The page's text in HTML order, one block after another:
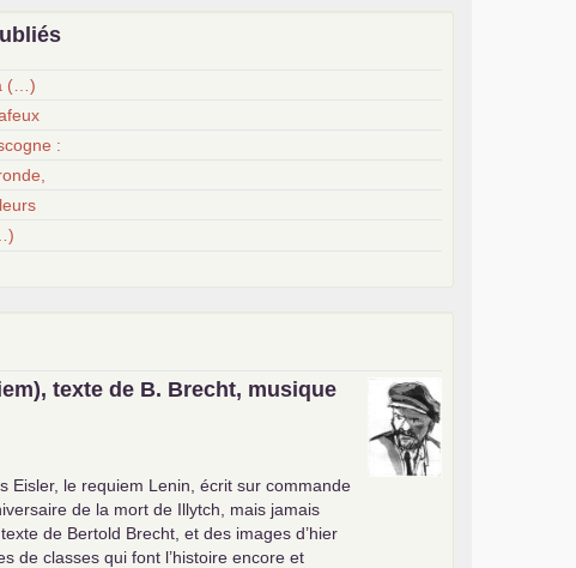
(…)
:
texte de B. Brecht, musique
Eisler, le requiem Lenin, écrit sur commande
de la mort de Illytch, mais jamais
texte de Bertold Brecht, et des images d’hier
de classes qui font l’histoire encore et